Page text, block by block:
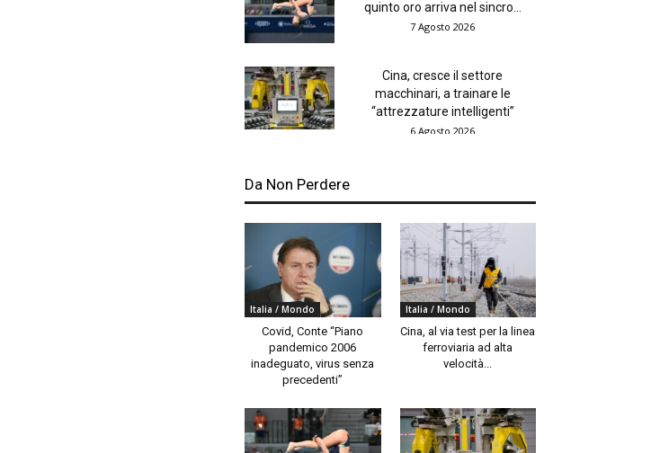
quinto oro arriva nel sincro...
7 Agosto 2026
Cina, cresce il settore
macchinari, a trainare le
“attrezzature intelligenti”
6 Agosto 2026
Da Non Perdere
Italia / Mondo
Covid, Conte “Piano
pandemico 2006
inadeguato, virus senza
precedenti”
Italia / Mondo
Cina, al via test per la linea
ferroviaria ad alta
velocità...